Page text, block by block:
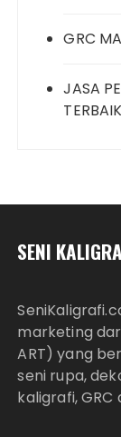
GRC
JASA
SENI
marketing
ART) yang
seni rupa,
kaligrafi,